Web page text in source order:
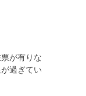
が有りな
過ぎてい